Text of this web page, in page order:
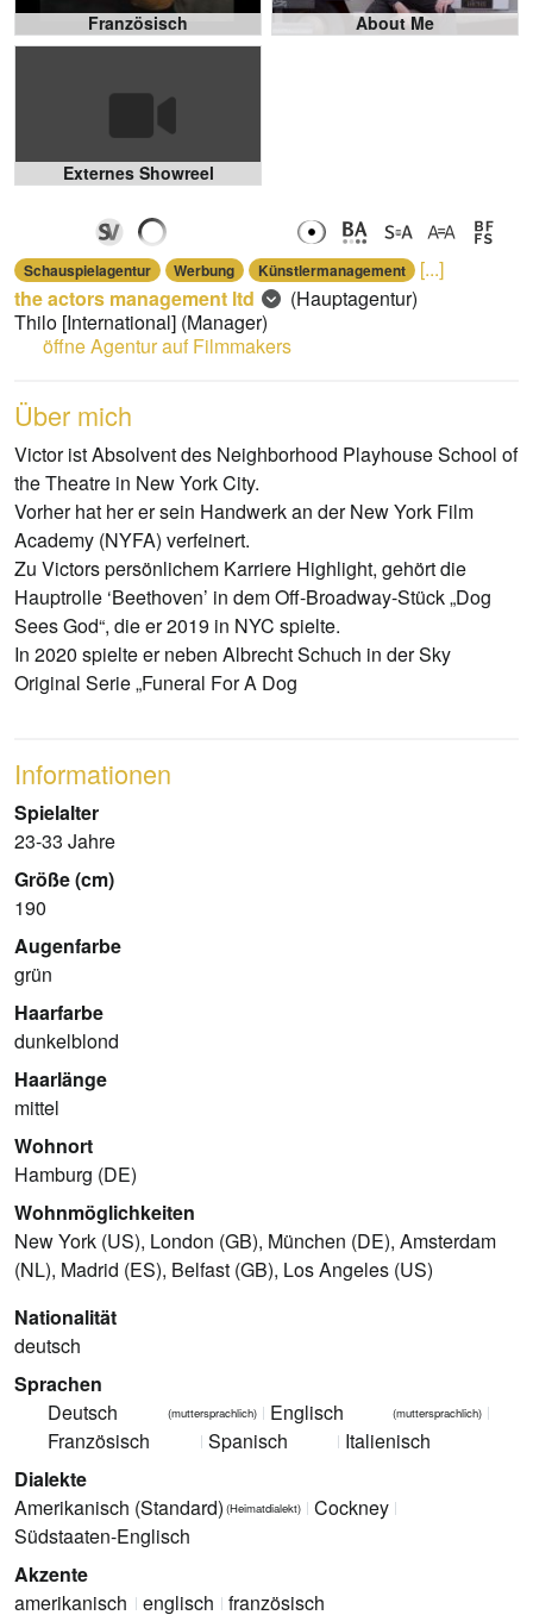
Französisch About Me
Externes Showreel
Schauspielagentur Werbung Künstlermanagement
[...]
the actors management ltd
(Hauptagentur)
Thilo [International] (Manager)
öffne Agentur auf Filmmakers
Über mich
Victor ist Absolvent des Neighborhood Playhouse School of
the Theatre in New York City.
Vorher hat her er sein Handwerk an der New York Film
Academy (NYFA) verfeinert.
Zu Victors persönlichem Karriere Highlight, gehört die
Hauptrolle ‘Beethoven’ in dem Off-Broadway-Stück „Dog
Sees God“, die er 2019 in NYC spielte.
In 2020 spielte er neben Albrecht Schuch in der Sky
Original Serie „Funeral For A Dog
Informationen
Spielalter
23-33 Jahre
Größe (cm)
190
Augenfarbe
grün
Haarfarbe
dunkelblond
Haarlänge
mittel
Wohnort
Hamburg (DE)
Wohnmöglichkeiten
New York (US), London (GB), München (DE), Amsterdam
(NL), Madrid (ES), Belfast (GB), Los Angeles (US)
Nationalität
deutsch
Sprachen
Deutsch
(muttersprachlich) Englisch (muttersprachlich)
Französisch Spanisch
Italienisch
Dialekte
Amerikanisch (Standard) (Heimatdialekt)
Cockney
Südstaaten-Englisch
Akzente
amerikanisch
englisch französisch